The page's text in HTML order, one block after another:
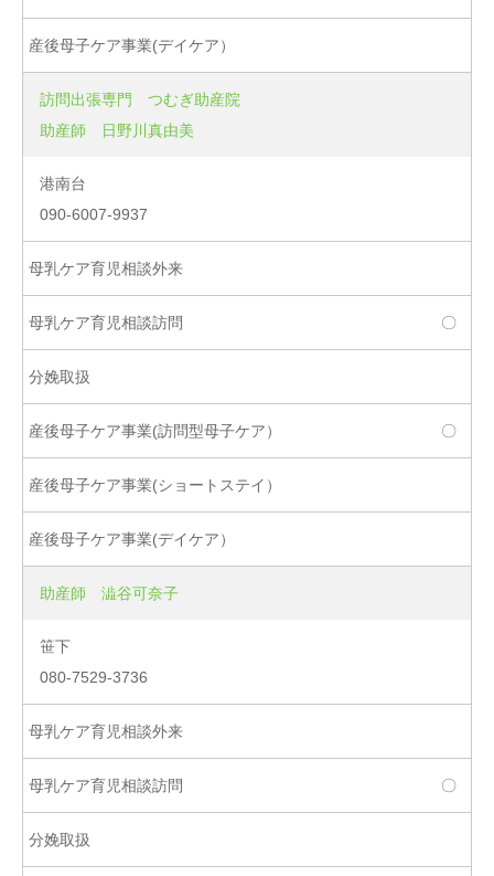
訪問出張専門 つむぎ助産院
助産師 日野川真由美
港南台
090-6007-9937
〇
〇
助産師 澁谷可奈子
笹下
080-7529-3736
〇